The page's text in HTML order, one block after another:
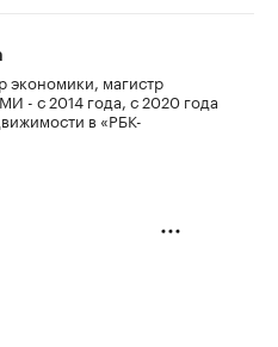
экономики, магистр
- с 2014 года, с 2020 года
в «РБК-